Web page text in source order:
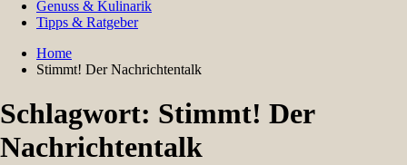
Genuss & Kulinarik
Tipps & Ratgeber
Home
Stimmt! Der Nachrichtentalk
Schlagwort: Stimmt! Der
Nachrichtentalk